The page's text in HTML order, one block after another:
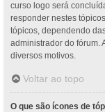
curso logo será
responder nestes
tópicos, dependendo
administrador do fórum.
diversos motivos.
Voltar ao topo
O que são ícones de